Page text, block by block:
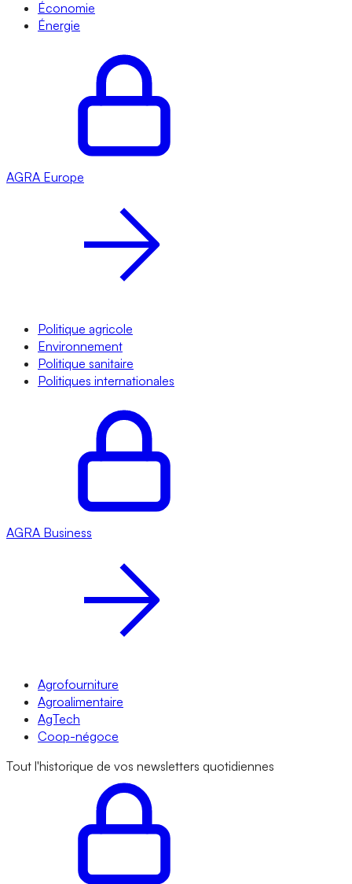
Économie
Énergie
AGRA Europe
Politique agricole
Environnement
Politique sanitaire
Politiques internationales
AGRA Business
Agrofourniture
Agroalimentaire
AgTech
Coop-négoce
Tout l'historique de vos newsletters quotidiennes